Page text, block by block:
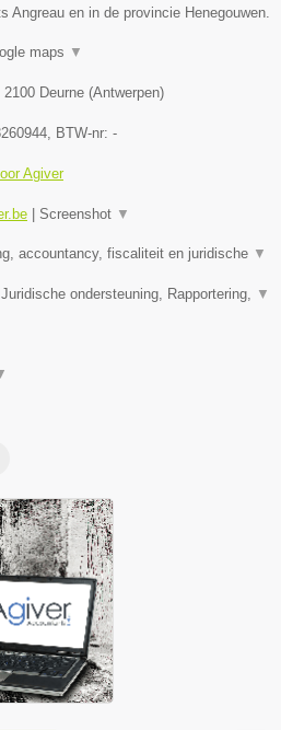
Angreau en in de provincie Henegouwen.
maps ▼
2100 Deurne (Antwerpen)
, BTW-nr: -
Agiver
Screenshot ▼
accountancy, fiscaliteit en juridische ▼
ondersteuning, Rapportering, ▼